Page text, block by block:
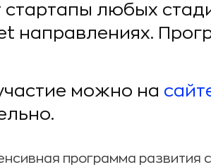
стартапы любых
направлениях.
можно на
программа развития